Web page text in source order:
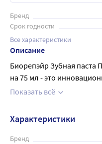
Бренд
Срок годности
Все характеристики
Описание
Биорепэйр Зубная паста
на 75 мл - это
для защиты зубов и
укреплять и защищать
предотвращать
возникновения
Показать всё
Характеристики
Бренд